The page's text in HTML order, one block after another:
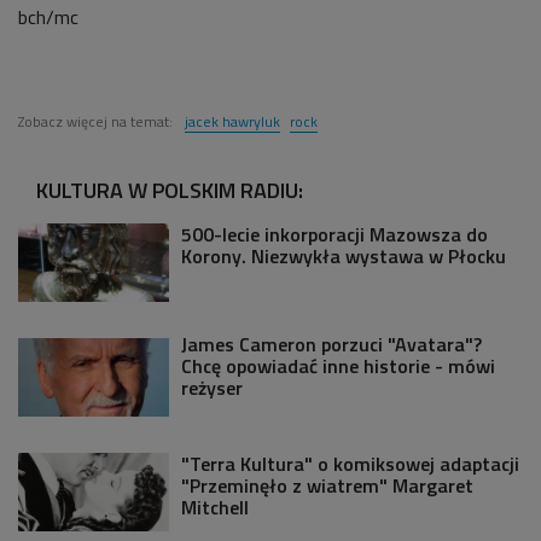
bch/mc
Zobacz więcej na temat: jacek hawryluk rock
KULTURA W POLSKIM RADIU:
500-lecie inkorporacji Mazowsza do
Korony. Niezwykła wystawa w Płocku
James Cameron porzuci "Avatara"?
Chcę opowiadać inne historie - mówi
reżyser
"Terra Kultura" o komiksowej adaptacji
"Przeminęło z wiatrem" Margaret
Mitchell